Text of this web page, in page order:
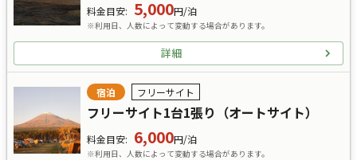
料金目安: 5,000円/泊
※利用日、人数によって変動する場合があります。
詳細
宿泊 フリーサイト
フリーサイト1台1張り（オートサイト）
料金目安: 6,000円/泊
※利用日、人数によって変動する場合があります。